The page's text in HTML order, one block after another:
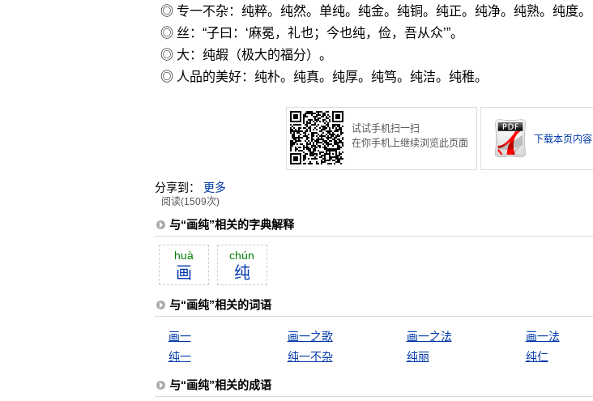
◎ 专一不杂：纯粹。纯然。单纯。纯金。纯铜。纯正。纯净。纯熟。纯度。
◎ 丝：“子曰：‘麻冕，礼也；今也纯，俭，吾从众’”。
◎ 大：纯嘏（极大的福分）。
◎ 人品的美好：纯朴。纯真。纯厚。纯笃。纯洁。纯稚。
试试手机扫一扫
在你手机上继续浏览此页面
下载本页内容
分享到： 更多
阅读(1509次)
与“画纯”相关的字典解释
huà
画
chún
纯
与“画纯”相关的词语
画一 画一之歌 画一之法 画一法
纯一
纯一不杂 纯丽 纯仁
与“画纯”相关的成语